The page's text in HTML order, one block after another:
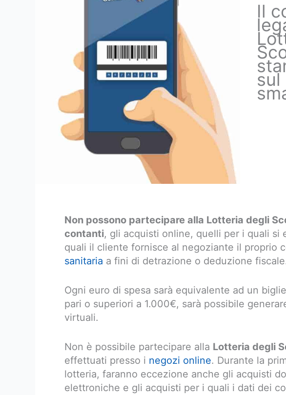
Il
sul
Non possono partecipare alla Lotteria degli
contanti, gli acquisti online, quelli per i quali si
quali il cliente fornisce al negoziante il proprio
sanitaria a fini di detrazione o deduzione
Ogni euro di spesa sarà equivalente ad un
pari o superiori a 1.000€, sarà possibile
virtuali.
Non è possibile partecipare alla Lotteria degli
effettuati presso i negozi online. Durante la
lotteria, faranno eccezione anche gli acquisti
elettroniche e gli acquisti per i quali i dati dei